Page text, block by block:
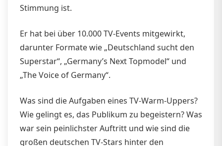
Stimmung ist.
Er hat bei über 10.000 TV-Events mitgewirkt,
darunter Formate wie „Deutschland sucht den
Superstar“, „Germany’s Next Topmodel“ und
„The Voice of Germany“.
Was sind die Aufgaben eines TV-Warm-Uppers?
Wie gelingt es, das Publikum zu begeistern? Was
war sein peinlichster Auftritt und wie sind die
großen deutschen TV-Stars hinter den